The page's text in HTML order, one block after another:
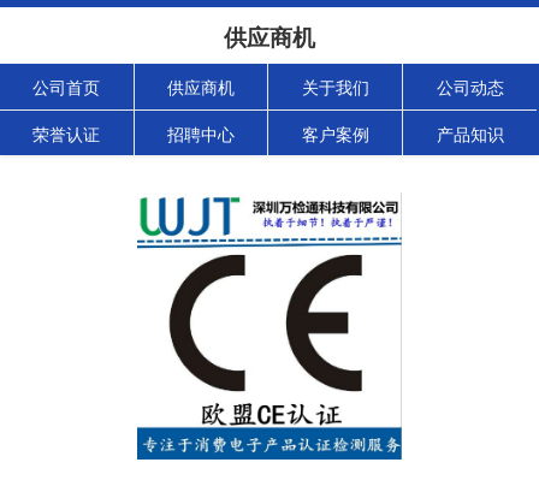
供应商机
公司首页 供应商机 关于我们 公司动态
荣誉认证 招聘中心 客户案例 产品知识